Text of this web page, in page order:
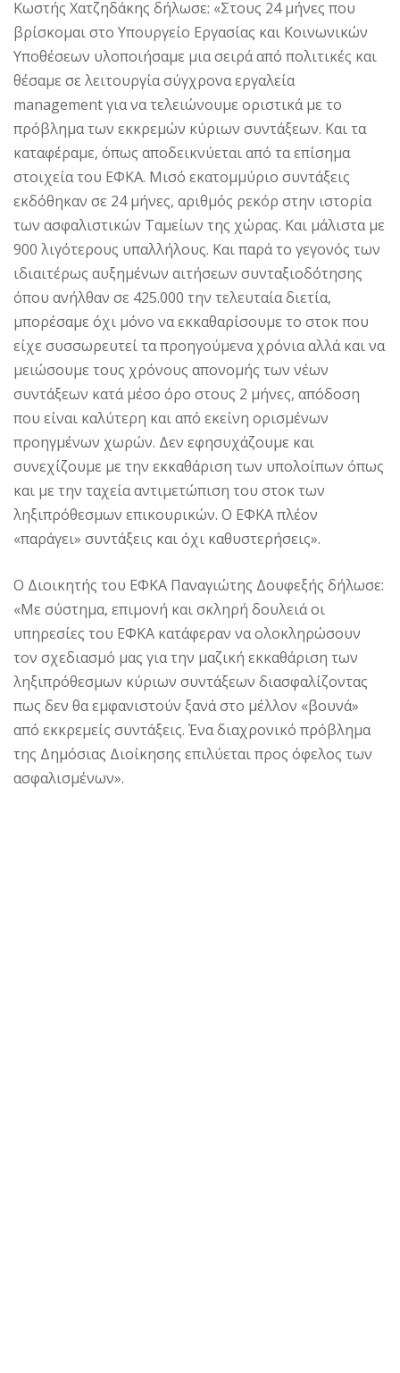
Κωστής Χατζηδάκης δήλωσε: «Στους 24 μήνες που
βρίσκομαι στο Υπουργείο Εργασίας και Κοινωνικών
Υποθέσεων υλοποιήσαμε μια σειρά από πολιτικές και
θέσαμε σε λειτουργία σύγχρονα εργαλεία
management για να τελειώνουμε οριστικά με το
πρόβλημα των εκκρεμών κύριων συντάξεων. Και τα
καταφέραμε, όπως αποδεικνύεται από τα επίσημα
στοιχεία του ΕΦΚΑ. Μισό εκατομμύριο συντάξεις
εκδόθηκαν σε 24 μήνες, αριθμός ρεκόρ στην ιστορία
των ασφαλιστικών Ταμείων της χώρας. Και μάλιστα με
900 λιγότερους υπαλλήλους. Και παρά το γεγονός των
ιδιαιτέρως αυξημένων αιτήσεων συνταξιοδότησης
όπου ανήλθαν σε 425.000 την τελευταία διετία,
μπορέσαμε όχι μόνο να εκκαθαρίσουμε το στοκ που
είχε συσσωρευτεί τα προηγούμενα χρόνια αλλά και να
μειώσουμε τους χρόνους απονομής των νέων
συντάξεων κατά μέσο όρο στους 2 μήνες, απόδοση
που είναι καλύτερη και από εκείνη ορισμένων
προηγμένων χωρών. Δεν εφησυχάζουμε και
συνεχίζουμε με την εκκαθάριση των υπολοίπων όπως
και με την ταχεία αντιμετώπιση του στοκ των
ληξιπρόθεσμων επικουρικών. Ο ΕΦΚΑ πλέον
«παράγει» συντάξεις και όχι καθυστερήσεις».
Ο Διοικητής του ΕΦΚΑ Παναγιώτης Δουφεξής δήλωσε:
«Με σύστημα, επιμονή και σκληρή δουλειά οι
υπηρεσίες του ΕΦΚΑ κατάφεραν να ολοκληρώσουν
τον σχεδιασμό μας για την μαζική εκκαθάριση των
ληξιπρόθεσμων κύριων συντάξεων διασφαλίζοντας
πως δεν θα εμφανιστούν ξανά στο μέλλον «βουνά»
από εκκρεμείς συντάξεις. Ένα διαχρονικό πρόβλημα
της Δημόσιας Διοίκησης επιλύεται προς όφελος των
ασφαλισμένων».